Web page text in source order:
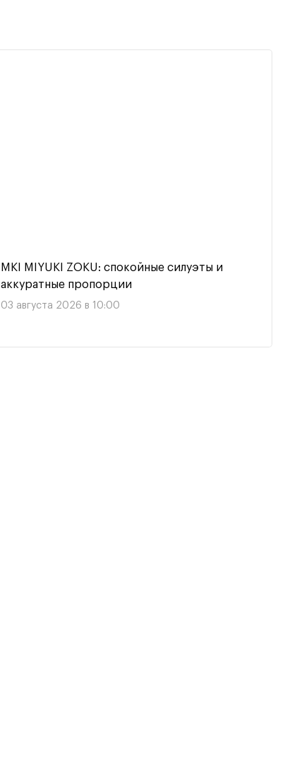
MKI MIYUKI ZOKU: спокойные силуэты и
аккуратные пропорции
03 августа 2026 в 10:00